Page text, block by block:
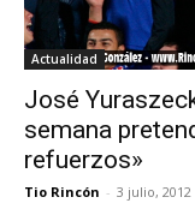
Actualidad
José
semana
refuerzos»
Tio Rincón - 3 julio, 2012